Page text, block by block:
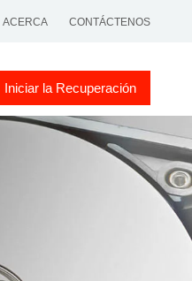
ACERCA CONTÁCTENOS
Iniciar la Recuperación